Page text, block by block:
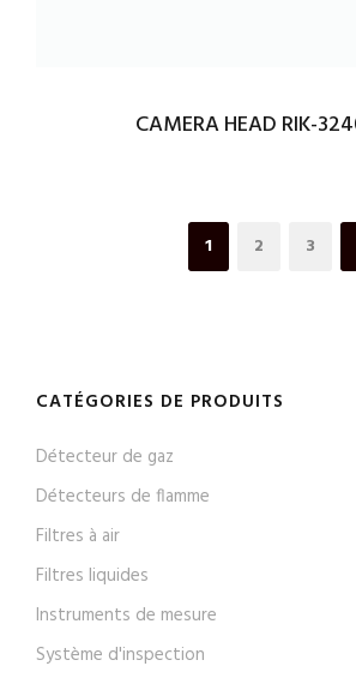
CAMERA HEAD RIK-
1 2 3
CATÉGORIES DE PRODUITS
Détecteur de gaz
Détecteurs de flamme
Filtres à air
Filtres liquides
Instruments de mesure
Système d'inspection